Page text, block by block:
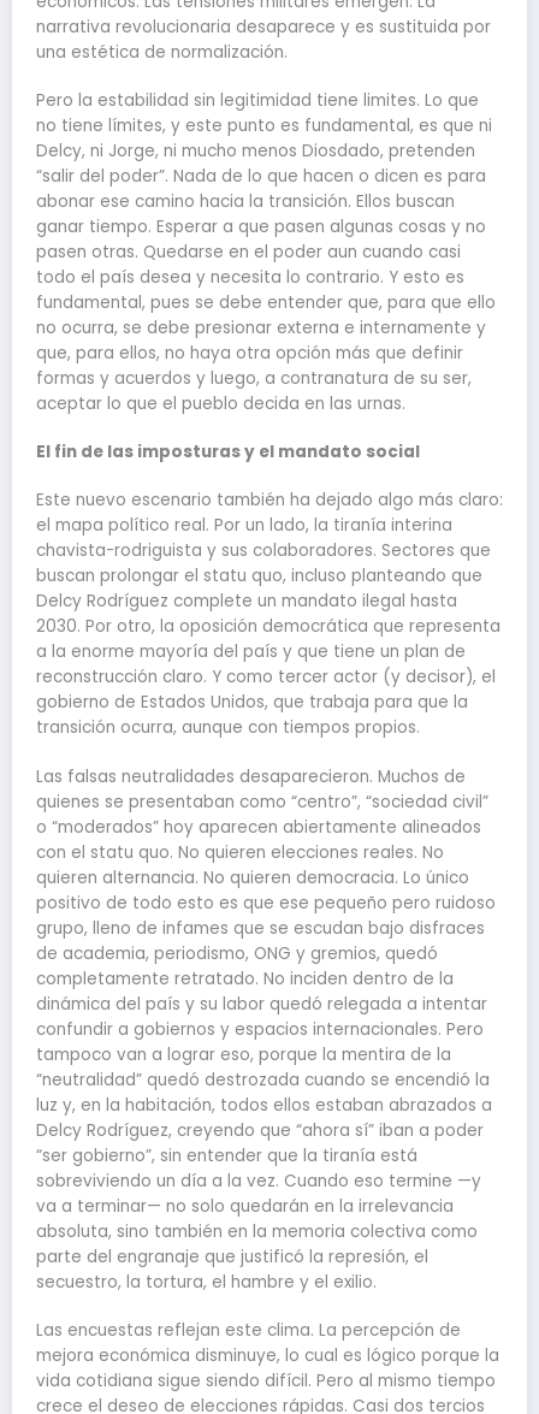
narrativa revolucionaria desaparece y es sustituida por
una estética de normalización.
Pero la estabilidad sin legitimidad tiene limites. Lo que
no tiene límites, y este punto es fundamental, es que ni
Delcy, ni Jorge, ni mucho menos Diosdado, pretenden
“salir del poder”. Nada de lo que hacen o dicen es para
abonar ese camino hacia la transición. Ellos buscan
ganar tiempo. Esperar a que pasen algunas cosas y no
pasen otras. Quedarse en el poder aun cuando casi
todo el país desea y necesita lo contrario. Y esto es
fundamental, pues se debe entender que, para que ello
no ocurra, se debe presionar externa e internamente y
que, para ellos, no haya otra opción más que definir
formas y acuerdos y luego, a contranatura de su ser,
aceptar lo que el pueblo decida en las urnas.
El fin de las imposturas y el mandato social
Este nuevo escenario también ha dejado algo más claro:
el mapa político real. Por un lado, la tiranía interina
chavista-rodriguista y sus colaboradores. Sectores que
buscan prolongar el statu quo, incluso planteando que
Delcy Rodríguez complete un mandato ilegal hasta
2030. Por otro, la oposición democrática que representa
a la enorme mayoría del país y que tiene un plan de
reconstrucción claro. Y como tercer actor (y decisor), el
gobierno de Estados Unidos, que trabaja para que la
transición ocurra, aunque con tiempos propios.
Las falsas neutralidades desaparecieron. Muchos de
quienes se presentaban como “centro”, “sociedad civil”
o “moderados” hoy aparecen abiertamente alineados
con el statu quo. No quieren elecciones reales. No
quieren alternancia. No quieren democracia. Lo único
positivo de todo esto es que ese pequeño pero ruidoso
grupo, lleno de infames que se escudan bajo disfraces
de academia, periodismo, ONG y gremios, quedó
completamente retratado. No inciden dentro de la
dinámica del país y su labor quedó relegada a intentar
confundir a gobiernos y espacios internacionales. Pero
tampoco van a lograr eso, porque la mentira de la
“neutralidad” quedó destrozada cuando se encendió la
luz y, en la habitación, todos ellos estaban abrazados a
Delcy Rodríguez, creyendo que “ahora sí” iban a poder
“ser gobierno”, sin entender que la tiranía está
sobreviviendo un día a la vez. Cuando eso termine —y
va a terminar— no solo quedarán en la irrelevancia
absoluta, sino también en la memoria colectiva como
parte del engranaje que justificó la represión, el
secuestro, la tortura, el hambre y el exilio.
Las encuestas reflejan este clima. La percepción de
mejora económica disminuye, lo cual es lógico porque la
vida cotidiana sigue siendo difícil. Pero al mismo tiempo
crece el deseo de elecciones rápidas. Casi dos tercios